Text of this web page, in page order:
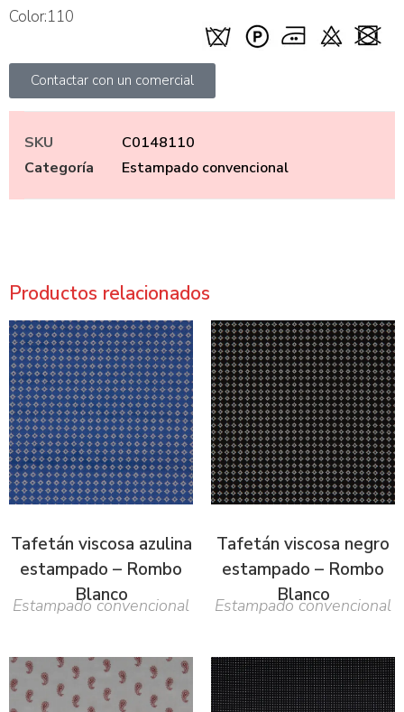
Color:110
Contactar con un comercial
SKU
C0148110
Categoría
Estampado convencional
Productos relacionados
Tafetán viscosa azulina
estampado – Rombo
Blanco
Estampado convencional
Tafetán viscosa negro
estampado – Rombo
Blanco
Estampado convencional